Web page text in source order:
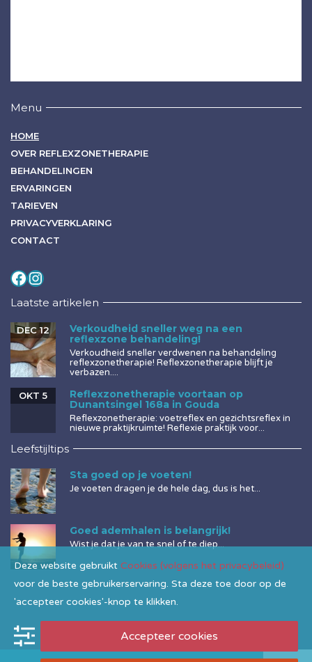
Menu
HOME
OVER REFLEXZONETHERAPIE
BEHANDELINGEN
ERVARINGEN
TARIEVEN
PRIVACYVERKLARING
CONTACT
Volg mij opInstagram
Laatste artikelen
Verkoudheid sneller weg na een
reflexzone behandeling!
DEC 12
Verkoudheid sneller verdwenen na behandeling
reflexzonetherapie! Reflexzonetherapie blijft je
verbazen....
Reflexzonetherapie voortaan op
Dunantsingel 168a in Gouda
OKT 5
Reflexzonetherapie: voetreflex en gezichtsreflex in
nieuwe praktijkruimte! Reflexie praktijk voor...
Leefstijltips
Sta goed op je voeten!
Je voeten dragen je de hele dag, dus is het...
Goed ademhalen is belangrijk!
Wist je dat je van te snel of te diep...
Deze website gebruikt Cookies (volgens het privacybeleid)
voor de beste gebruikerservaring. Sta deze toe door op de
'accepteer cookies'-knop te klikken.
Accepteer cookies